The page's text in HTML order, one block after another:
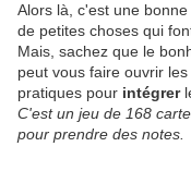
Alors là, c'est une
de petites choses qui
Mais, sachez que le
peut vous faire ouvrir
pratiques pour intégrer
C'est un jeu de 168
pour prendre des notes.